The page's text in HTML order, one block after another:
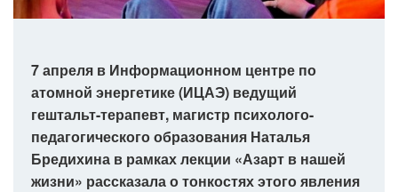
7 апреля в Информационном центре по
атомной энергетике (ИЦАЭ) ведущий
гештальт-терапевт, магистр психолого-
педагогического образования Наталья
Бредихина в рамках лекции «Азарт в нашей
жизни» рассказала о тонкостях этого явления